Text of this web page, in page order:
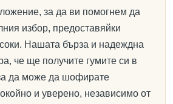
за да ви помогнем да
избор, предоставяйки
Нашата бърза и надеждна
че ще получите гумите си в
да може да шофирате
и уверено, независимо от